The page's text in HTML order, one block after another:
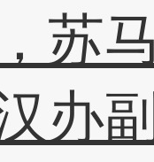
马
办